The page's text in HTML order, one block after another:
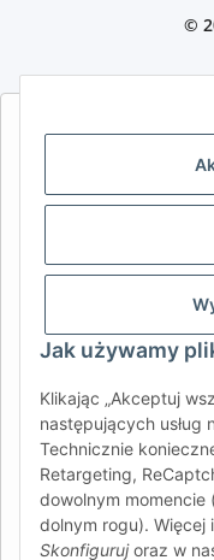
Jak używamy
Klikając „Akceptuj
następujących usług
Technicznie
Retargeting,
dowolnym momencie
dolnym rogu). Więcej
Skonfigurujoraz w
©
AFATEK
DE AT
SE FI
AFATEK
zamiennych do